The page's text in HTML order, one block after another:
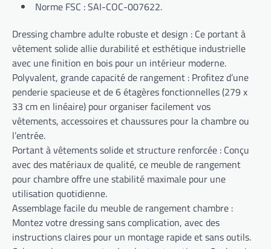
Norme FSC :SAI-COC-007622.
Dressing chambre adulte robuste et design : Ce portant à
vêtement solide allie durabilité et esthétique industrielle
avec une finition en bois pour un intérieur moderne.
Polyvalent, grande capacité de rangement : Profitez d’une
penderie spacieuse et de 6 étagères fonctionnelles (279 x
33 cm en linéaire) pour organiser facilement vos
vêtements, accessoires et chaussures pour la chambre ou
l’entrée.
Portant à vêtements solide et structure renforcée : Conçu
avec des matériaux de qualité, ce meuble de rangement
pour chambre offre une stabilité maximale pour une
utilisation quotidienne.
Assemblage facile du meuble de rangement chambre :
Montez votre dressing sans complication, avec des
instructions claires pour un montage rapide et sans outils.